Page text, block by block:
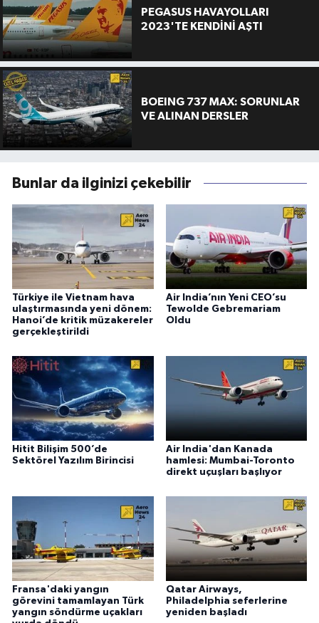
PEGASUS HAVAYOLLARI
2023'TE KENDİNİ AŞTI
BOEING 737 MAX: SORUNLAR
VE ALINAN DERSLER
Bunlar da ilginizi çekebilir
Türkiye ile Vietnam hava
ulaştırmasında yeni dönem:
Hanoi’de kritik müzakereler
gerçekleştirildi
Air India’nın Yeni CEO’su
Tewolde Gebremariam
Oldu
Hitit Bilişim 500’de
Sektörel Yazılım Birincisi
Air India'dan Kanada
hamlesi: Mumbai-Toronto
direkt uçuşları başlıyor
Fransa'daki yangın
görevini tamamlayan Türk
yangın söndürme uçakları
Qatar Airways,
Philadelphia seferlerine
yeniden başladı